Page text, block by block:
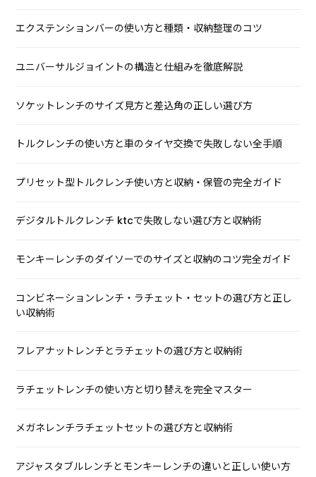
エクステンションバーの使い方と種類・収納整理のコツ
ユニバーサルジョイントの構造と仕組みを徹底解説
ソケットレンチのサイズ見方と差込角の正しい選び方
トルクレンチの使い方と車のタイヤ交換で失敗しない全手順
プリセット型トルクレンチ使い方と収納・保管の完全ガイド
デジタルトルクレンチ ktcで失敗しない選び方と収納術
モンキーレンチのダイソーでのサイズと収納のコツ完全ガイド
コンビネーションレンチ・ラチェット・セットの選び方と正し
い収納術
フレアナットレンチとラチェットの選び方と収納術
ラチェットレンチの使い方と切り替えを完全マスター
メガネレンチラチェットセットの選び方と収納術
アジャスタブルレンチとモンキーレンチの違いと正しい使い方